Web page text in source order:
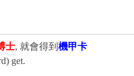
士, 就會得到 機甲卡
get.